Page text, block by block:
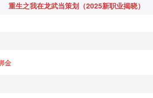
重生之我在龙武当策划（2025新职业揭晓）
金